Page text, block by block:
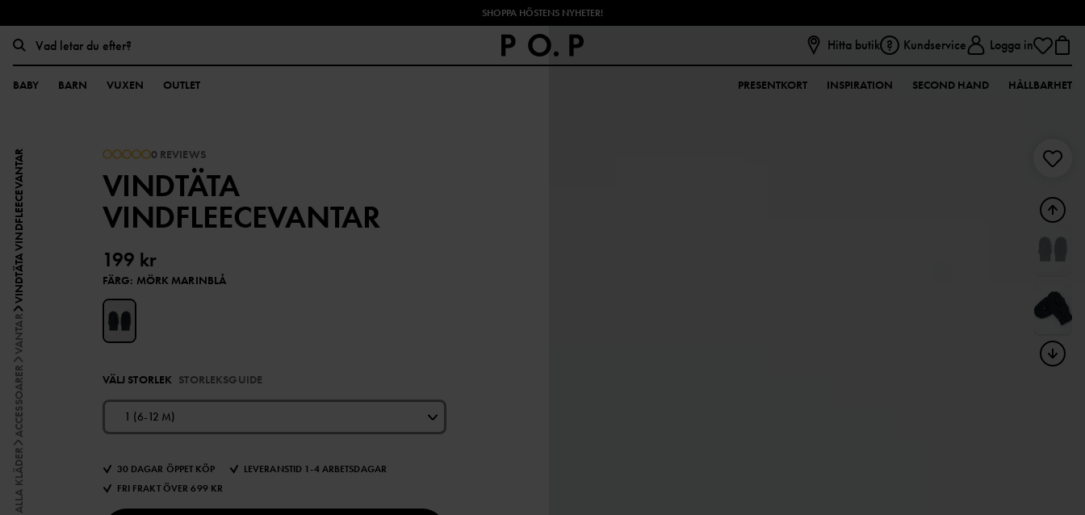
SHOPPA HÖSTENS NYHETER!
Hitta butik Kundservice Logga in
BABY BARN VUXEN OUTLET PRESENTKORT INSPIRATION SECOND HAND HÅLLBARHET
ALLA KLÄDER
ACCESSOARER
VANTAR
VINDTÄTA VINDFLEECEVANTAR 0 REVIEWS
VINDTÄTA
VINDFLEECEVANTAR
199 kr
FÄRG: MÖRK MARINBLÅ
VÄLJ STORLEK STORLEKSGUIDE
1 (6-12 M)
30 DAGAR ÖPPET KÖP
LEVERANSTID 1-4 ARBETSDAGAR
FRI FRAKT ÖVER 699 KR